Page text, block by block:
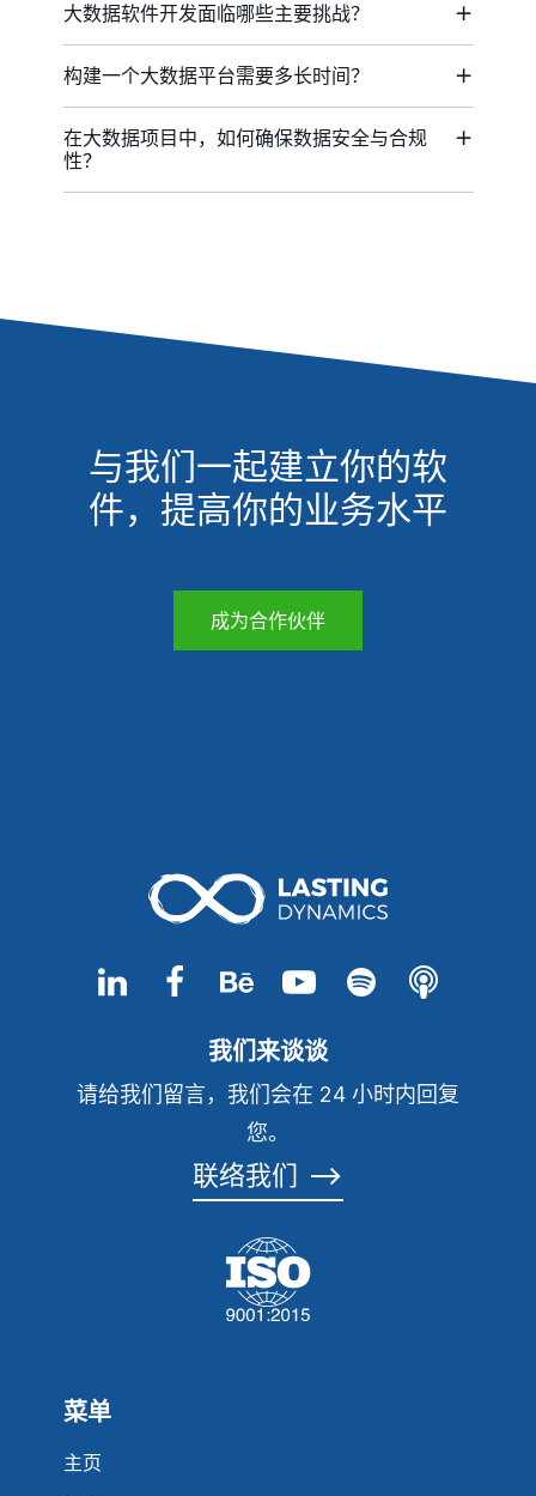
大数据软件开发面临哪些主要挑战？
构建一个大数据平台需要多长时间？
在大数据项目中，如何确保数据安全与合规
性？
与我们一起建立你的软
件，提高你的业务水平
成为合作伙伴
我们来谈谈
请给我们留言，我们会在 24 小时内回复
您。
联络我们 ⟶
菜单
主页